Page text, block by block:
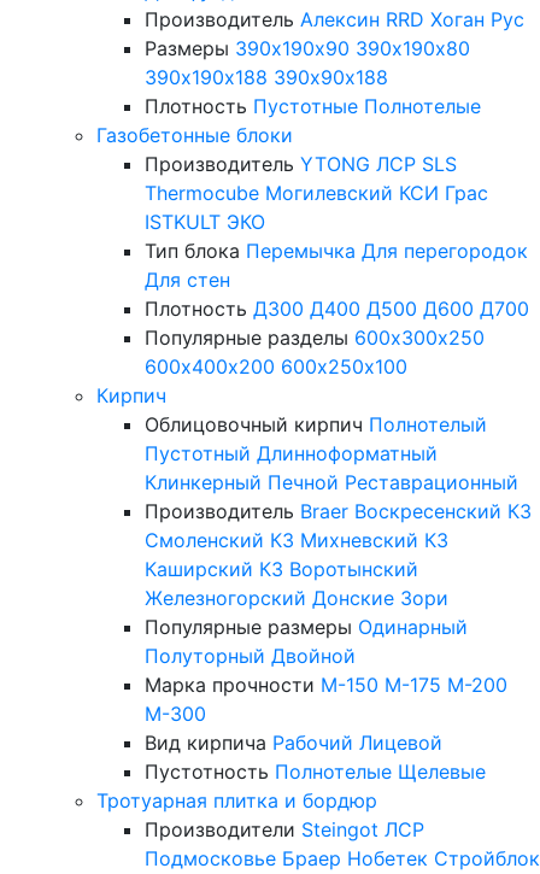
Производитель Алексин RRD Хоган Рус
Размеры 390х190х90 390х190х80
390х190х188 390х90х188
Плотность Пустотные Полнотелые
Газобетонные блоки
Производитель YTONG ЛСР SLS
Thermocube Могилевский КСИ Грас
ISTKULT ЭКО
Тип блока Перемычка Для перегородок
Для стен
Плотность Д300 Д400 Д500 Д600 Д700
Популярные разделы 600х300х250
600х400х200 600х250х100
Кирпич
Облицовочный кирпич Полнотелый
Пустотный Длинноформатный
Клинкерный Печной Реставрационный
Производитель Braer Воскресенский КЗ
Смоленский КЗ Михневский КЗ
Каширский КЗ Воротынский
Железногорский Донские Зори
Популярные размеры Одинарный
Полуторный Двойной
Марка прочности М-150 М-175 М-200
М-300
Вид кирпича Рабочий Лицевой
Пустотность Полнотелые Щелевые
Тротуарная плитка и бордюр
Производители Steingot ЛСР
Подмосковье Браер Нобетек Стройблок